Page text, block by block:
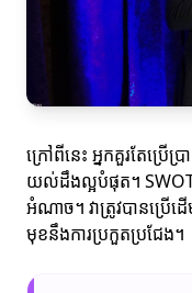
ក្រៅពីនេះ អ្នកគួរតែប្រើ
យល់ដឹងល្អបំផុត។ SWOT
អំណាច។ វាត្រូវបានប្រើ
មុខនឹងការប្រកួតប្រជែង។